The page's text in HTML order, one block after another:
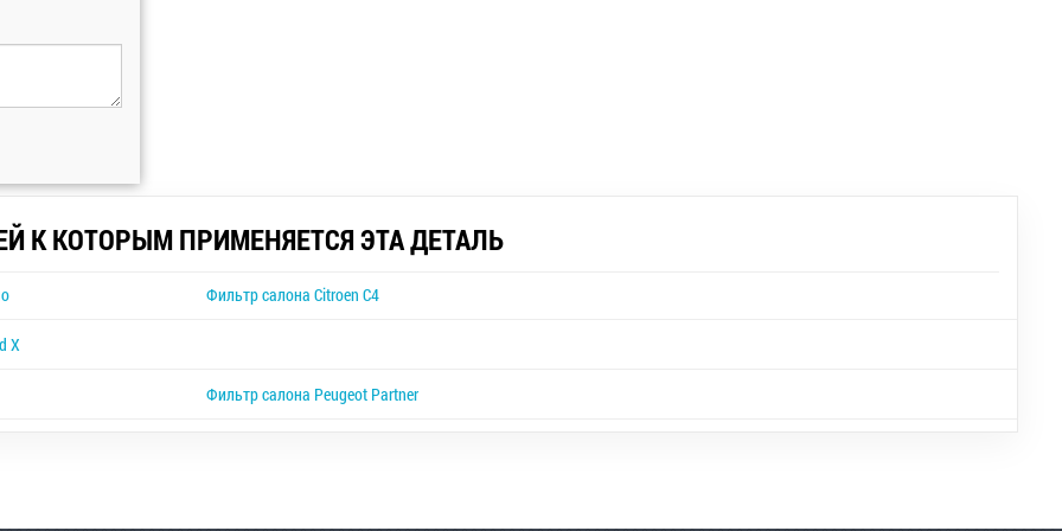
К КОТОРЫМ ПРИМЕНЯЕТСЯ ЭТА ДЕТАЛЬ
Фильтр салона Citroen C4
X
Фильтр салона Peugeot Partner